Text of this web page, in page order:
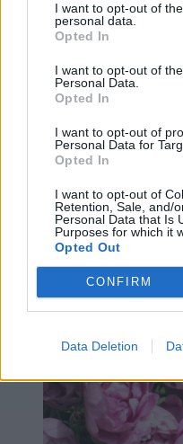
I want to opt-out of
personal data.
Opted In
I want to opt-out of
Personal Data.
Opted In
I want to opt-out of
Personal Data for
Opted In
I want to opt-out of
Retention, Sale, and/
Personal Data that Is
Purposes for which it
Opted Out
CONFIRM
Data Deletion
istennő görög nevén
„Viruló”.
A régi korok
hajnalban zöld
(bodzát, pünkösdi
nehogy belecsapjon
lányos házakra